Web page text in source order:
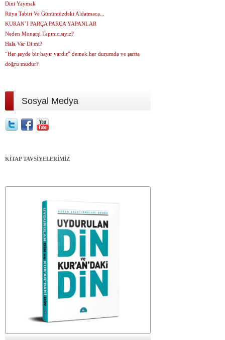
Dini Yaymak
Rüya Tabiri Ve Günümüzdeki Aldatmaca...
KURAN’I PARÇA PARÇA YAPANLAR
Neden Monarşi Tapınıcısıyız?
Hala Var Di mi?
“Her şeyde bir hayır vardır” demek her durumda ve şartta
doğru mudur?
Sosyal Medya
KİTAP TAVSİYELERİMİZ